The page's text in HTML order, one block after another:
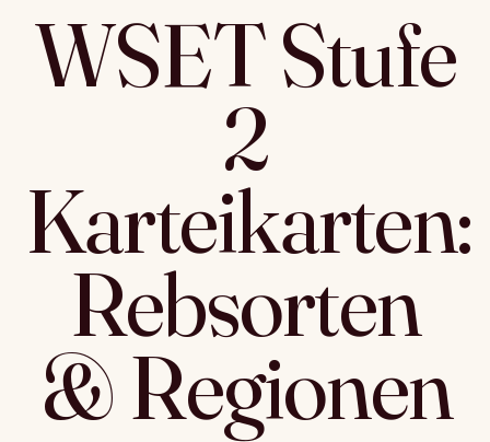
WSET Stufe
2
Karteikarten:
Rebsorten
& Regionen